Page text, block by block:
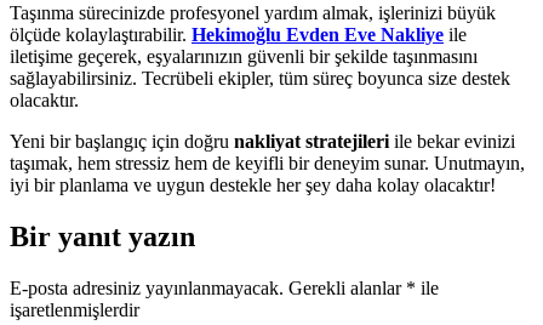
Taşınma sürecinizde profesyonel yardım almak, işlerinizi büyük
ölçüde kolaylaştırabilir. Hekimoğlu Evden Eve Nakliye ile
iletişime geçerek, eşyalarınızın güvenli bir şekilde taşınmasını
sağlayabilirsiniz. Tecrübeli ekipler, tüm süreç boyunca size destek
olacaktır.
Yeni bir başlangıç için doğru nakliyat stratejileri ile bekar evinizi
taşımak, hem stressiz hem de keyifli bir deneyim sunar. Unutmayın,
iyi bir planlama ve uygun destekle her şey daha kolay olacaktır!
Bir yanıt yazın
E-posta adresiniz yayınlanmayacak. Gerekli alanlar * ile
işaretlenmişlerdir